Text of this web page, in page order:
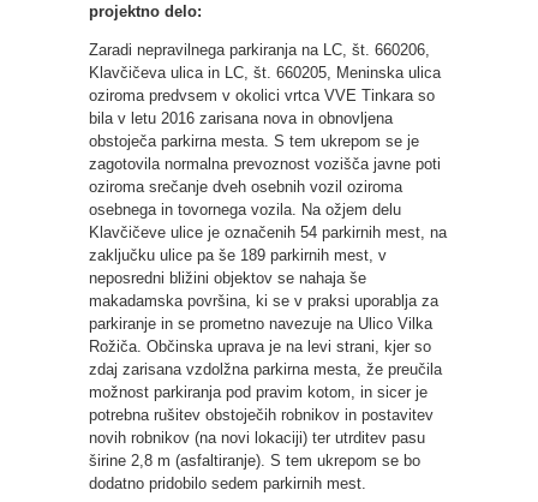
projektno delo:
Zaradi nepravilnega parkiranja na LC, št. 660206,
Klavčičeva ulica in LC, št. 660205, Meninska ulica
oziroma predvsem v okolici vrtca VVE Tinkara so
bila v letu 2016 zarisana nova in obnovljena
obstoječa parkirna mesta. S tem ukrepom se je
zagotovila normalna prevoznost vozišča javne poti
oziroma srečanje dveh osebnih vozil oziroma
osebnega in tovornega vozila. Na ožjem delu
Klavčičeve ulice je označenih 54 parkirnih mest, na
zaključku ulice pa še 189 parkirnih mest, v
neposredni bližini objektov se nahaja še
makadamska površina, ki se v praksi uporablja za
parkiranje in se prometno navezuje na Ulico Vilka
Rožiča. Občinska uprava je na levi strani, kjer so
zdaj zarisana vzdolžna parkirna mesta, že preučila
možnost parkiranja pod pravim kotom, in sicer je
potrebna rušitev obstoječih robnikov in postavitev
novih robnikov (na novi lokaciji) ter utrditev pasu
širine 2,8 m (asfaltiranje). S tem ukrepom se bo
dodatno pridobilo sedem parkirnih mest.